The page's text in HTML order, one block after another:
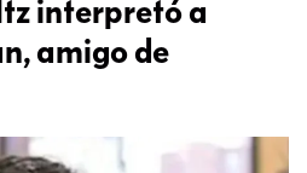
interpretó a
amigo de